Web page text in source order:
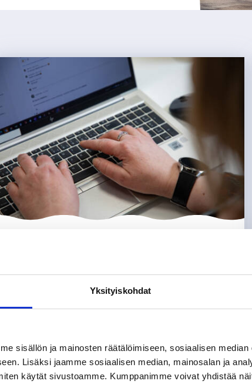
Yksityiskohdat
sisällön ja mainosten räätälöimiseen, sosiaalisen
Lisäksi jaamme sosiaalisen median, mainosalan ja
käytät sivustoamme. Kumppanimme voivat yhdistää
We primarily communicate via Wilma. You